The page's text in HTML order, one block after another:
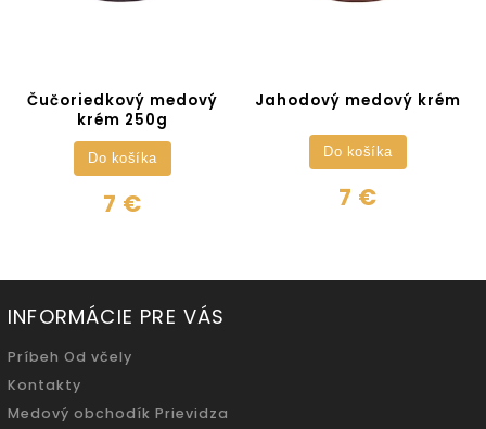
Čučoriedkový medový
krém 250g
7 €
Do košíka
Jahodový medový krém
7 €
Do košíka
INFORMÁCIE PRE VÁS
Príbeh Od včely
Kontakty
Medový obchodík Prievidza